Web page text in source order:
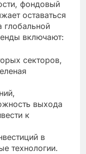
фондовый
оставаться
глобальной
включают:
секторов,
выхода
к
в
технологии.